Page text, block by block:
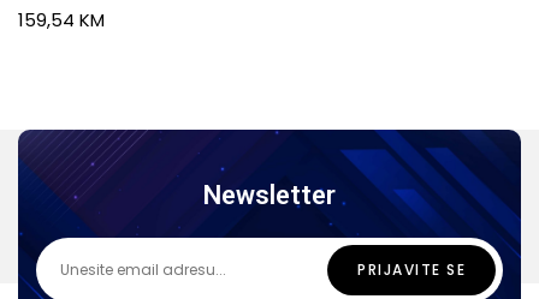
159,54 KM
Newsletter